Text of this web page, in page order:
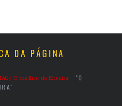
DA PÁGINA
"O